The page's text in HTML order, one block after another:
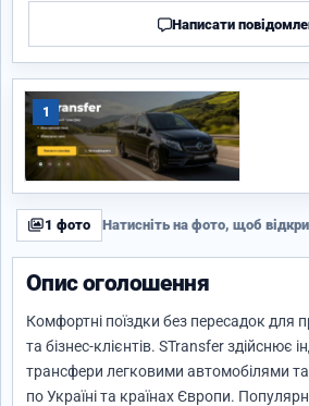
1
1 фото Натисніть на фото, щоб
Опис оголошення
Комфортні поїздки без пересадок для
та бізнес-клієнтів. STransfer здійснює
трансфери легковими автомобілями
по Україні та країнах Європи.
Написати